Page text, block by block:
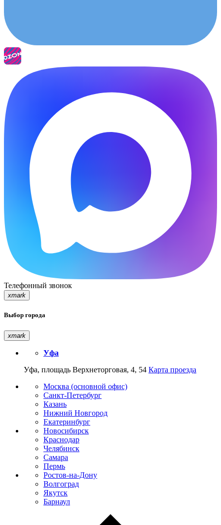
Телефонный звонок
xmark
Выбор города
xmark
Уфа
Уфа, площадь Верхнеторговая, 4, 54 Карта проезда
Москва (основной офис)
Санкт-Петербург
Казань
Нижний Новгород
Екатеринбург
Новосибирск
Краснодар
Челябинск
Самара
Пермь
Ростов-на-Дону
Волгоград
Якутск
Барнаул